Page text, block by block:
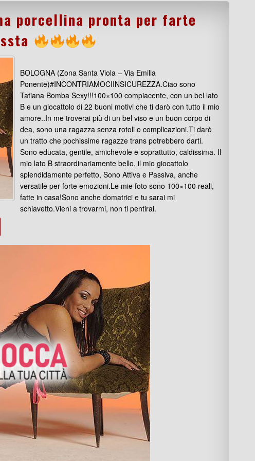
porcellina pronta per farte
BOLOGNA (Zona Santa Viola – Via Emilia
Ponente)#INCONTRIAMOCIINSICUREZZA.Ciao sono
Tatiana Bomba Sexy!!!100×100 compiacente, con un bel lato
B e un giocattolo di 22 buoni motivi che ti darò con tutto il mio
amore..In me troverai più di un bel viso e un buon corpo di
dea, sono una ragazza senza rotoli o complicazioni.Ti darò
un tratto che pochissime ragazze trans potrebbero darti.
Sono educata, gentile, amichevole e soprattutto, caldissima. Il
mio lato B straordinariamente bello, il mio giocattolo
splendidamente perfetto, Sono Attiva e Passiva, anche
versatile per forte emozioni.Le mie foto sono 100×100 reali,
fatte in casa!Sono anche domatrici e tu sarai mi
schiavetto.Vieni a trovarmi, non ti pentirai.